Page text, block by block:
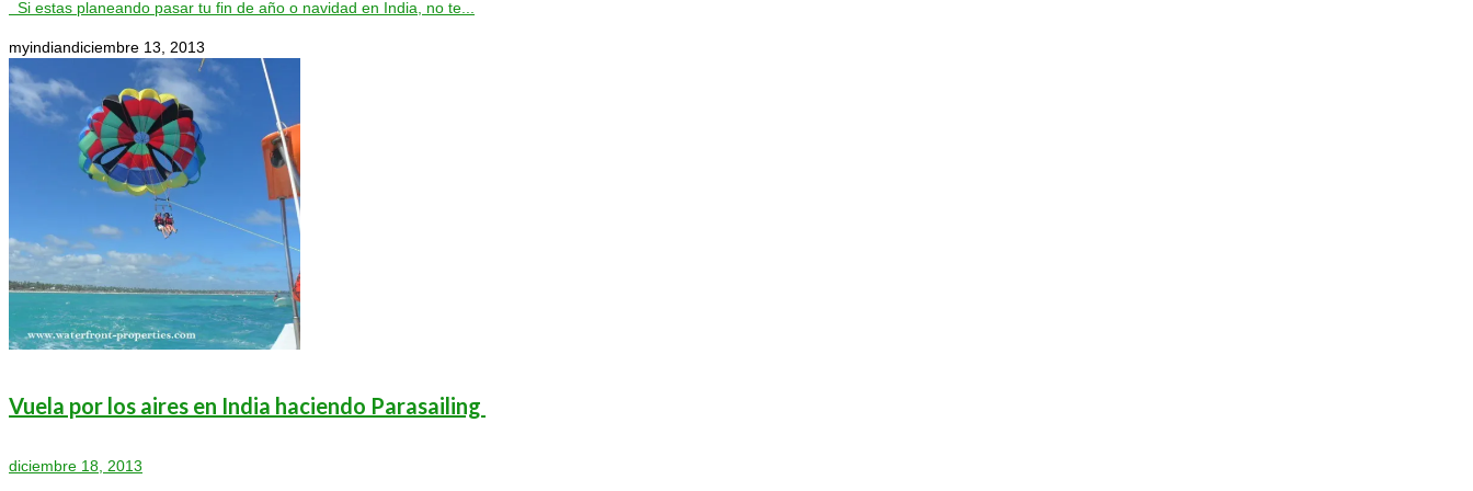
Si estas planeando pasar tu fin de año o navidad en India, no te...
myindiandiciembre 13, 2013
Vuela por los aires en India haciendo Parasailing
diciembre 18, 2013